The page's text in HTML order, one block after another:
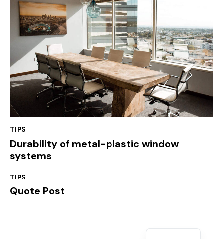
TIPS
Durability of metal-plastic window
systems
TIPS
Quote Post